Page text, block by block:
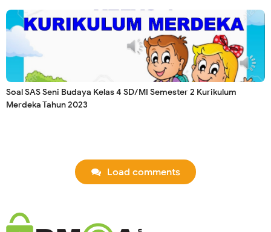
Soal SAS Seni Budaya Kelas 4 SD/MI Semester 2 Kurikulum
Merdeka Tahun 2023
Load comments